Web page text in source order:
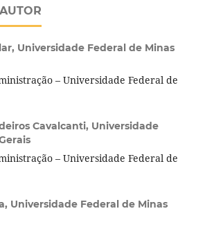
Universidade Federal de Minas
– Universidade Federal de
Cavalcanti, Universidade
– Universidade Federal de
Universidade Federal de Minas